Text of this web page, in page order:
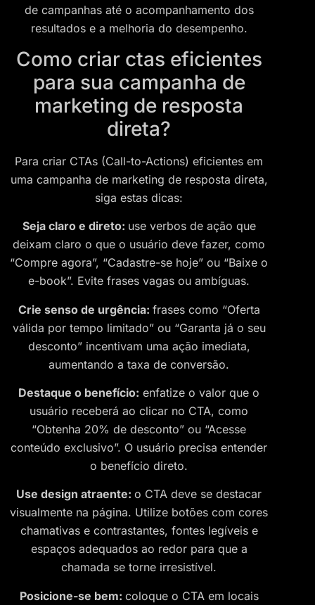
de campanhas até o acompanhamento dos
resultados e a melhoria do desempenho.
Como criar ctas eficientes
para sua campanha de
marketing de resposta
direta?
Para criar CTAs (Call-to-Actions) eficientes em
uma campanha de marketing de resposta direta,
siga estas dicas:
Seja claro e direto: use verbos de ação que
deixam claro o que o usuário deve fazer, como
“Compre agora”, “Cadastre-se hoje” ou “Baixe o
e-book”. Evite frases vagas ou ambíguas.
Crie senso de urgência: frases como “Oferta
válida por tempo limitado” ou “Garanta já o seu
desconto” incentivam uma ação imediata,
aumentando a taxa de conversão.
Destaque o benefício: enfatize o valor que o
usuário receberá ao clicar no CTA, como
“Obtenha 20% de desconto” ou “Acesse
conteúdo exclusivo”. O usuário precisa entender
o benefício direto.
Use design atraente: o CTA deve se destacar
visualmente na página. Utilize botões com cores
chamativas e contrastantes, fontes legíveis e
espaços adequados ao redor para que a
chamada se torne irresistível.
Posicione-se bem: coloque o CTA em locais